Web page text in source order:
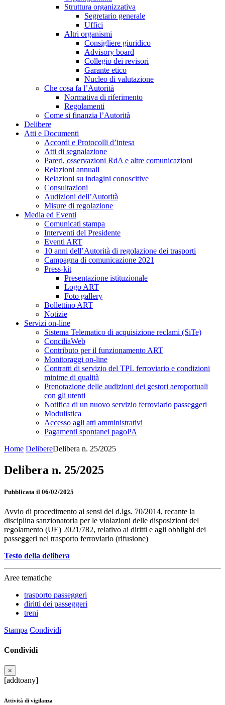
Struttura organizzativa
Segretario generale
Uffici
Altri organismi
Consigliere giuridico
Advisory board
Collegio dei revisori
Garante etico
Nucleo di valutazione
Che cosa fa l’Autorità
Normativa di riferimento
Regolamenti
Come si finanzia l’Autorità
Delibere
Atti e Documenti
Accordi e Protocolli d’intesa
Atti di segnalazione
Pareri, osservazioni RdA e altre comunicazioni
Relazioni annuali
Relazioni su indagini conoscitive
Consultazioni
Audizioni dell’Autorità
Misure di regolazione
Media ed Eventi
Comunicati stampa
Interventi del Presidente
Eventi ART
10 anni dell’Autorità di regolazione dei trasporti
Campagna di comunicazione 2021
Press-kit
Presentazione istituzionale
Logo ART
Foto gallery
Bollettino ART
Notizie
Servizi on-line
Sistema Telematico di acquisizione reclami (SiTe)
ConciliaWeb
Contributo per il funzionamento ART
Monitoraggi on-line
Contratti di servizio del TPL ferroviario e condizioni
minime di qualità
Prenotazione delle audizioni dei gestori aeroportuali
con gli utenti
Notifica di un nuovo servizio ferroviario passeggeri
Modulistica
Accesso agli atti amministrativi
Pagamenti spontanei pagoPA
Home DelibereDelibera n. 25/2025
Delibera n. 25/2025
Pubblicata il 06/02/2025
Avvio di procedimento ai sensi del d.lgs. 70/2014, recante la
disciplina sanzionatoria per le violazioni delle disposizioni del
regolamento (UE) 2021/782, relativo ai diritti e agli obblighi dei
passeggeri nel trasporto ferroviario (rifusione)
Testo della delibera
Aree tematiche
trasporto passeggeri
diritti dei passeggeri
treni
Stampa Condividi
Condividi
×
[addtoany]
Attività di vigilanza